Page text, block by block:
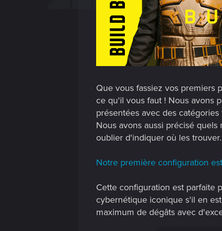
Que vous fassiez vos premiers
ce qu'il vous faut ! Nous avons
présentées avec des
Nous avons aussi précisé
oublier d'indiquer où les trouver.
Notre première configuration
Cette configuration est parfaite
cybernétique iconique s'il en
maximum de dégâts avec